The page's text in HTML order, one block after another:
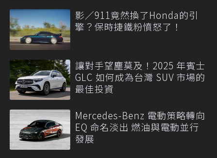
影／911竟然換了Honda的引
擎？保時捷鐵粉憤怒了！
讓對手望塵莫及！2025 年賓士
GLC 如何成為台灣 SUV 市場的
最佳投資
Mercedes-Benz 電動策略轉向
EQ 命名淡出 燃油與電動並行
發展